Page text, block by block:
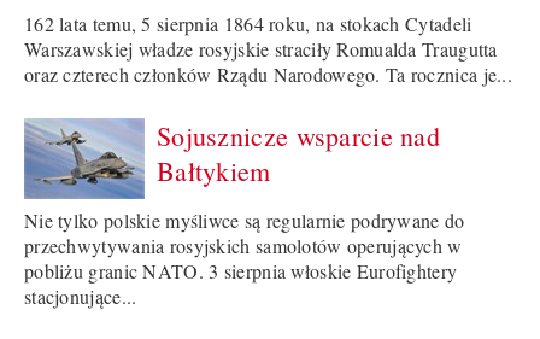
162 lata temu, 5 sierpnia 1864 roku, na stokach Cytadeli
Warszawskiej władze rosyjskie straciły Romualda Traugutta
oraz czterech członków Rządu Narodowego. Ta rocznica je...
Sojusznicze wsparcie nad
Bałtykiem
Nie tylko polskie myśliwce są regularnie podrywane do
przechwytywania rosyjskich samolotów operujących w
pobliżu granic NATO. 3 sierpnia włoskie Eurofightery
stacjonujące...